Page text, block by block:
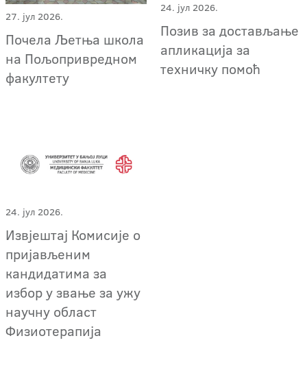
27. јул 2026.
Почела Љетња школа
на Пољопривредном
факултету
24. јул 2026.
Позив за достављање
апликација за
техничку помоћ
24. јул 2026.
Извјештај Комисије о
пријављеним
кандидатима за
избор у звање за ужу
научну област
Физиотерапија